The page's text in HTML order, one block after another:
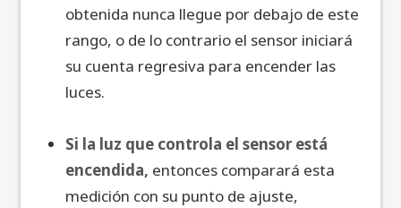
obtenida nunca llegue por debajo de este
rango, o de lo contrario el sensor iniciará
su cuenta regresiva para encender las
luces.
Si la luz que controla el sensor está
encendida, entonces comparará esta
medición con su punto de ajuste,